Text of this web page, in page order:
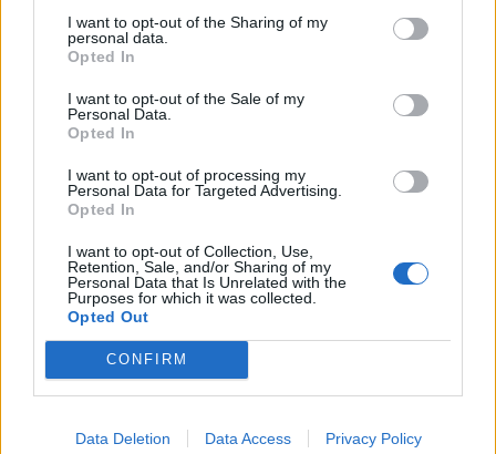
I want to opt-out of the Sharing of my
personal data.
Opted In
I want to opt-out of the Sale of my
Personal Data.
Opted In
I want to opt-out of processing my
Personal Data for Targeted Advertising.
Opted In
I want to opt-out of Collection, Use,
Retention, Sale, and/or Sharing of my
Personal Data that Is Unrelated with the
Purposes for which it was collected.
Opted Out
CONFIRM
Data Deletion Data Access Privacy Policy
10/02/2004
«Il piano Baraldi? Sarà una
scelta singola»
02/01/2004
«Il piano Baraldi? Sarà una
scelta singola» Fiore: «Non sarà
fatto un accordo collettivo,
proroga alla società»